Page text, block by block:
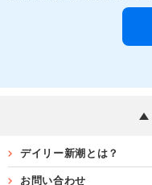
デイリー新潮とは？
お問い合わせ